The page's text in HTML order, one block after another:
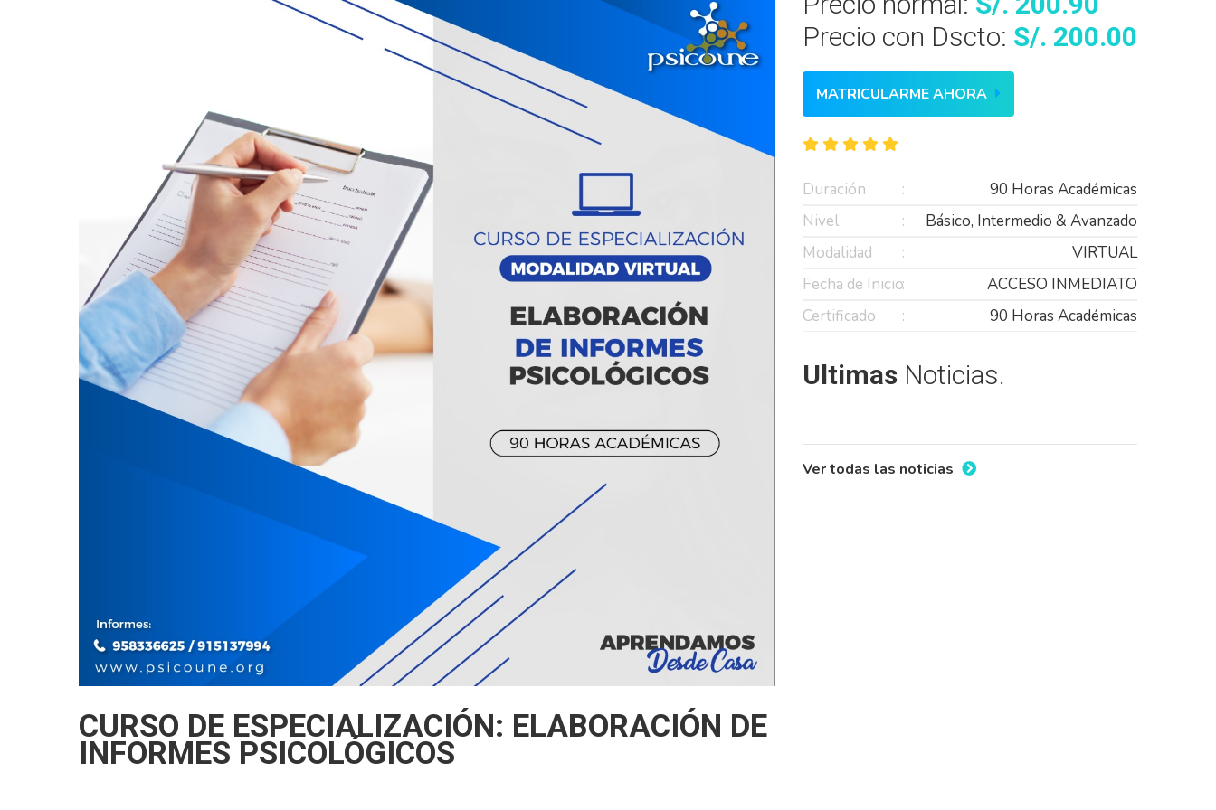
CURSO DE ESPECIALIZACIÓN: ELABORACIÓN DE
INFORMES PSICOLÓGICOS
Precio con Dscto: S/. 200.00
MATRICULARME AHORA
Duración
90 Horas Académicas
Nivel
Básico, Intermedio & Avanzado
Modalidad
VIRTUAL
Fecha de Inicio
ACCESO INMEDIATO
Certificado
90 Horas Académicas
Ultimas Noticias.
Ver todas las noticias